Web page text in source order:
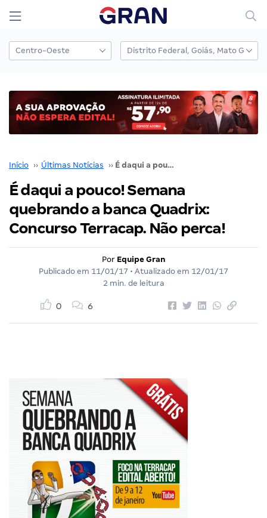
Início ›› Últimas Notícias ›› É daqui a pouco! Semana quebrando a banca Quadrix: Concurso Terracap. Não perca!
É daqui a pouco! Semana
quebrando a banca Quadrix:
Concurso Terracap. Não perca!
Por Equipe Gran
Publicado em 11/01/17 • Atualizado em 12/01/17
2 min. de leitura
0 6